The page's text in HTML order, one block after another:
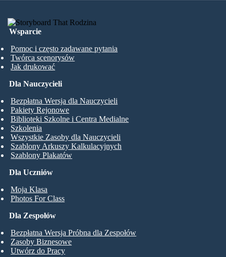
Wsparcie
Pomoc i często zadawane pytania
Twórca scenorysów
Jak drukować
Dla Uczniów
Moja Klasa
Photos For Class
Dla Nauczycieli
Bezpłatna Wersja dla Nauczycieli
Pakiety Rejonowe
Biblioteki Szkolne i Centra Medialne
Szkolenia
Wszystkie Zasoby dla Nauczycieli
Szablony Arkuszy Kalkulacyjnych
Szablony Plakatów
Dla Zespołów
Bezpłatna Wersja Próbna dla Zespołów
Zasoby Biznesowe
Utwórz do Pracy